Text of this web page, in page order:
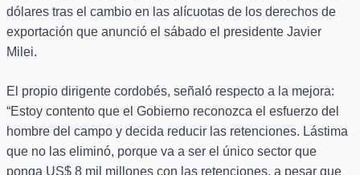
dólares tras el cambio en las alícuotas de los derechos de
exportación que anunció el sábado el presidente Javier
Milei.
El propio dirigente cordobés, señaló respecto a la mejora:
“Estoy contento que el Gobierno reconozca el esfuerzo del
hombre del campo y decida reducir las retenciones. Lástima
que no las eliminó, porque va a ser el único sector que
ponga US$ 8 mil millones con las retenciones, a pesar que